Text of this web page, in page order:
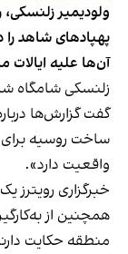
ولودیمیر
پهپادهای شاهد را
آن‌ها علیه
گفت گزارش‌ها
واقعیت دارد».
همچنین از
منطقه حکایت